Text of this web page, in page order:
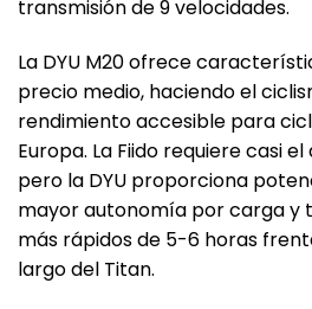
transmisión de 9 velocidades.
La DYU M20 ofrece
precio medio, haciendo el
rendimiento accesible para
Europa. La Fiido requiere casi
pero la DYU proporciona
mayor autonomía por carga y
más rápidos de 5-6 horas
largo del Titan.